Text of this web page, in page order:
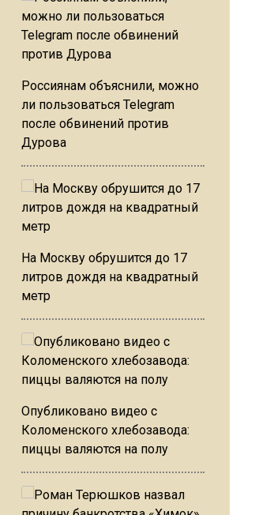
Россиянам объяснили, можно
ли пользоваться Telegram
после обвинений против
Дурова
На Москву обрушится до 17
литров дождя на квадратный
метр
Опубликовано видео с
Коломенского хлебозавода:
пиццы валяются на полу